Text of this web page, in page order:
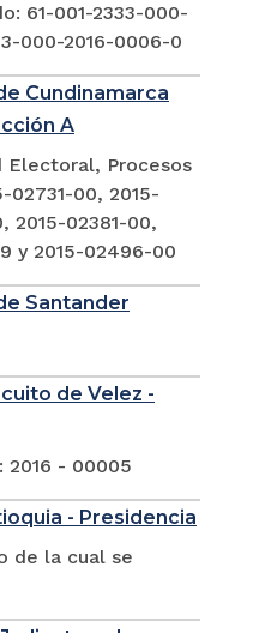
61-001-2333-000-
000-2016-0006-0
Cundinamarca
A
Electoral, Procesos
02731-00, 2015-
2015-02381-00,
y 2015-02496-00
Santander
de Velez -
2016 - 00005
- Presidencia
de la cual se